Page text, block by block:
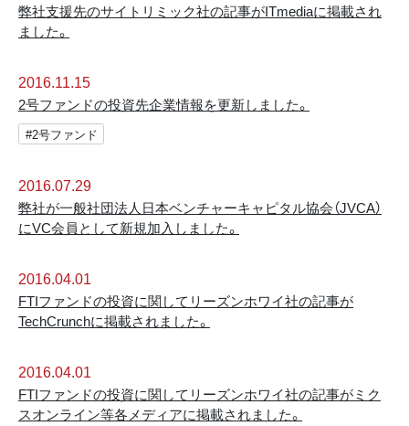
弊社支援先のサイトリミック社の記事がITmediaに掲載され
ました。
2016.11.15
2号ファンドの投資先企業情報を更新しました。
#2号ファンド
2016.07.29
弊社が一般社団法人日本ベンチャーキャピタル協会（JVCA）
にVC会員として新規加入しました。
2016.04.01
FTIファンドの投資に関してリーズンホワイ社の記事が
TechCrunchに掲載されました。
2016.04.01
FTIファンドの投資に関してリーズンホワイ社の記事がミク
スオンライン等各メディアに掲載されました。